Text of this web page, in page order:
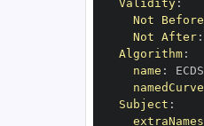
Validity:
Not Before
Not After:
Algorithm:
name :
namedCurve
Subject :
extraNames